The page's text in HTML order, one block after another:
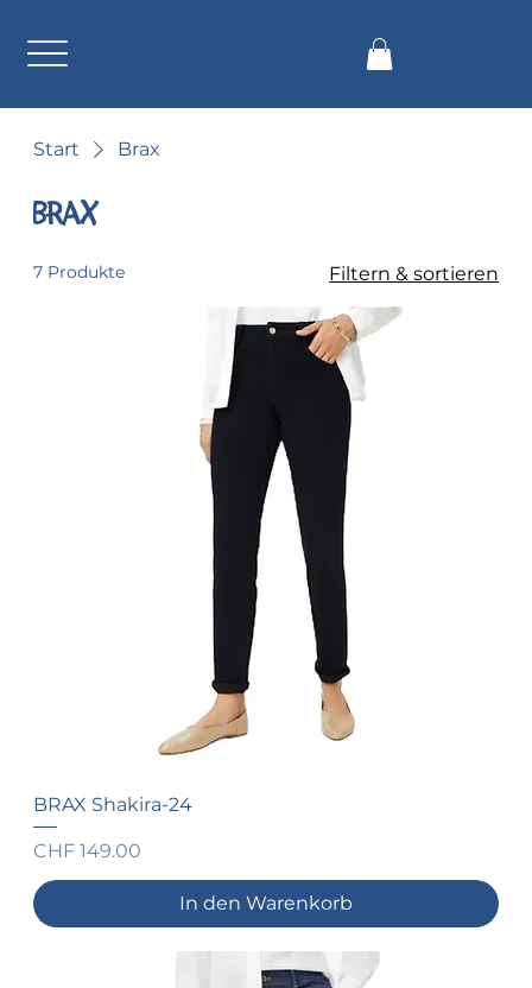
Start Brax
Brax
7 Produkte Filtern & sortieren
BRAX Shakira-24
Preis
CHF 149.00
In den Warenkorb